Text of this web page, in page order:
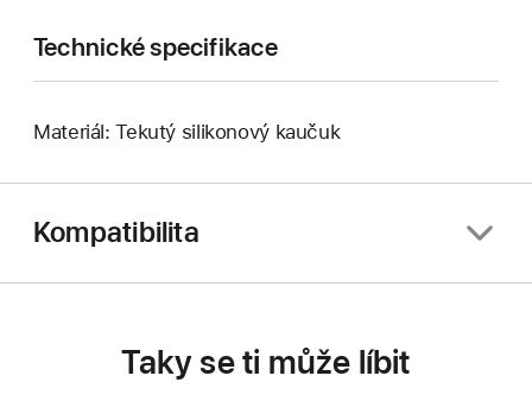
Technické specifikace
Materiál: Tekutý silikonový kaučuk
Kompatibilita
Taky se ti může líbit